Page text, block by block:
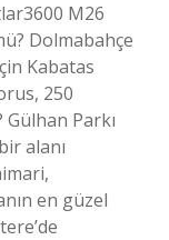
M26
Dolmabahçe
Kabatas
250
Gülhan Parkı
alanı
en güzel